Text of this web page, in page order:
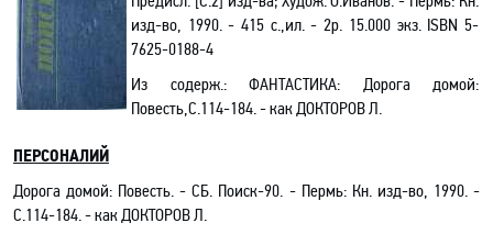
изд-во, 1990. - 415 с.,ил. - 2р. 15.000 экз.ISBN 5-
7625-0188-4
Из содерж.:
ФАНТАСТИКА: Дорога домой:
Повесть,С.114-184. - как ДОКТОРОВ Л.
ПЕРСОНАЛИЙ
Дорога домой: Повесть. - СБ. Поиск-90. - Пермь: Кн. изд-во, 1990. -
С.114-184. - как ДОКТОРОВ Л.